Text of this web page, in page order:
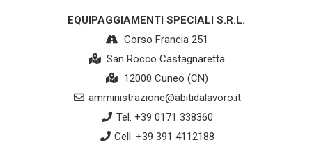
EQUIPAGGIAMENTI SPECIALI S.R.L.
Corso Francia 251
San Rocco Castagnaretta
12000 Cuneo (CN)
amministrazione@abitidalavoro.it
Tel. +39 0171 338360
Cell. +39 391 4112188